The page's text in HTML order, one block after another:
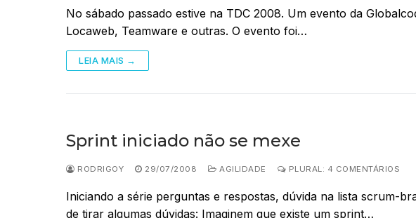
No sábado passado estive na TDC 2008. Um evento da
Locaweb, Teamware e outras. O evento foi…
LEIA MAIS →
Sprint iniciado não se mexe
RODRIGOY 29/07/2008 AGILIDADE PLURAL: 4 COMENTÁRIOS
Iniciando a série perguntas e respostas, dúvida na lista scrum-
de tirar algumas dúvidas: Imaginem que existe um sprint…